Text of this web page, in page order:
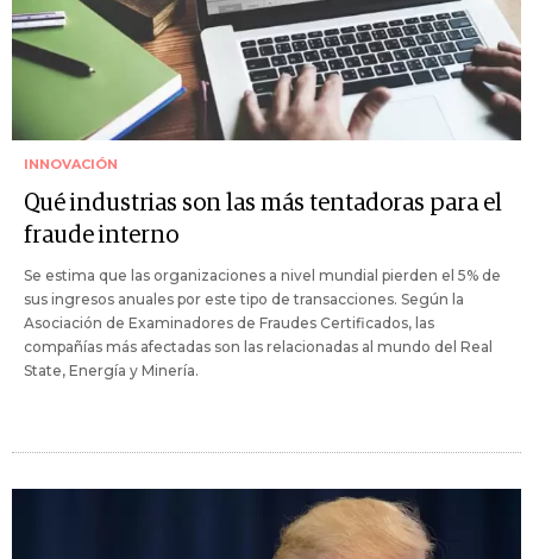
INNOVACIÓN
Qué industrias son las más tentadoras para el
fraude interno
Se estima que las organizaciones a nivel mundial pierden el 5% de
sus ingresos anuales por este tipo de transacciones. Según la
Asociación de Examinadores de Fraudes Certificados, las
compañías más afectadas son las relacionadas al mundo del Real
State, Energía y Minería.